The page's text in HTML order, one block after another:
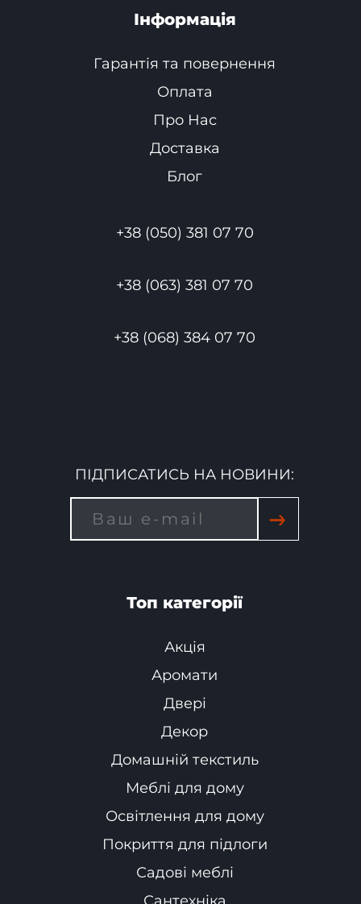
Інформація
Гарантія та повернення
Оплата
Про Нас
Доставка
Блог
+38 (050) 381 07 70
+38 (063) 381 07 70
+38 (068) 384 07 70
ПІДПИСАТИСЬ НА НОВИНИ:
→
Топ категорії
Акція
Аромати
Двері
Декор
Домашній текстиль
Меблі для дому
Освітлення для дому
Покриття для підлоги
Садові меблі